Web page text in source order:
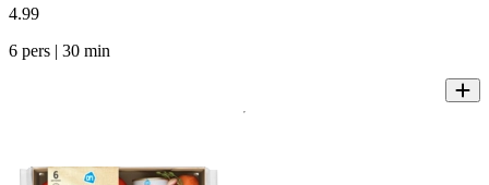
4.99
6 pers | 30 min